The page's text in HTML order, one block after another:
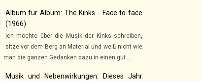
Album für Album: The Kinks - Face to face
(1966)
Ich möchte über die Musik der Kinks schreiben,
sitze vor dem Berg an Material und weiß nicht wie
man die ganzen Gedanken dazu in einen gut ...
Musik und Nebenwirkungen: Dieses Jahr